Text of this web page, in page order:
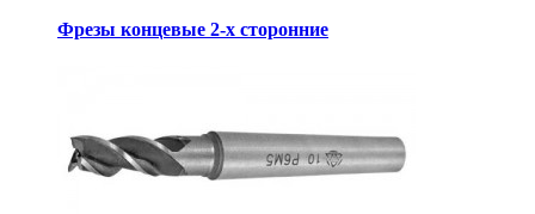
Фрезы концевые 2-х сторонние